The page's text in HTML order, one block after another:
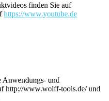
finden Sie auf
https://www.youtube.de
Anwendungs- und
http://www.wolff-tools.de/ und